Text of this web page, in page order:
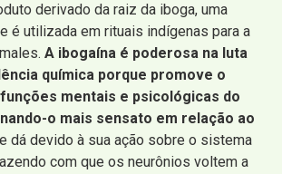
derivado da raiz da iboga, uma
é utilizada em rituais indígenas para a
A ibogaína é poderosa na luta
química porque promove o
mentais e psicológicas do
o mais sensato em relação ao
dá devido à sua ação sobre o sistema
com que os neurônios voltem a